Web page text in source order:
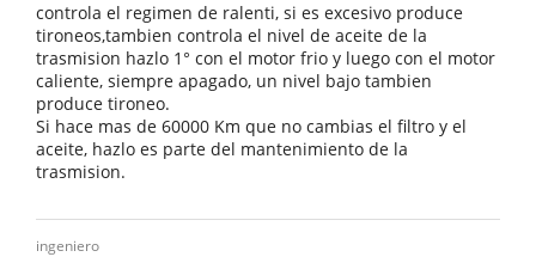
controla el regimen de ralenti, si es excesivo produce
tironeos,tambien controla el nivel de aceite de la
trasmision hazlo 1° con el motor frio y luego con el motor
caliente, siempre apagado, un nivel bajo tambien
produce tironeo.
Si hace mas de 60000 Km que no cambias el filtro y el
aceite, hazlo es parte del mantenimiento de la
trasmision.
ingeniero